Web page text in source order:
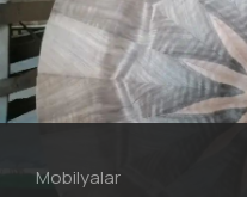
Mobilyalar